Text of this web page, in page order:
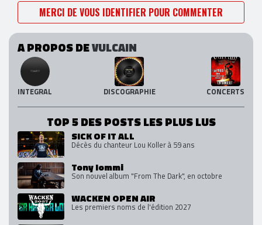
MERCI DE VOUS IDENTIFIER POUR COMMENTER
A PROPOS DEVULCAIN
INTEGRAL DISCOGRAPHIE CONCERTS
TOP 5 DES POSTS LES PLUS LUS
SICK OF IT ALL
Décès du chanteur Lou Koller à 59 ans
Tony Iommi
Son nouvel album "From The Dark", en octobre
WACKEN OPEN AIR
Les premiers noms de l'édition 2027